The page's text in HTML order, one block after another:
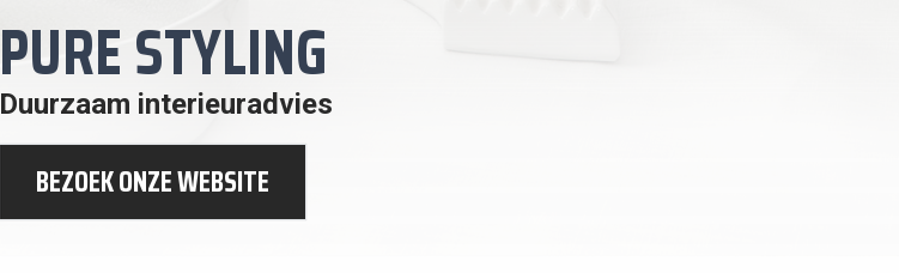
PURE STYLING
Duurzaam interieuradvies
BEZOEK ONZE WEBSITE